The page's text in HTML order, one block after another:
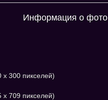
Информация о фото
x 300 пикселей)
x 709 пикселей)